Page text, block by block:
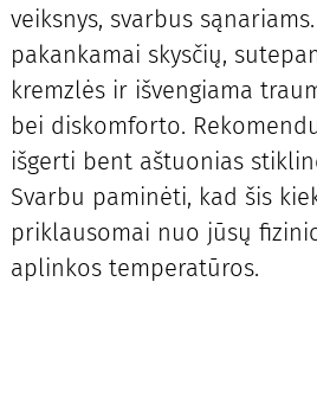
veiksnys, svarbus
pakankamai skysčių,
kremzlės ir išvengiama
bei diskomforto.
išgerti bent aštuonias
Svarbu paminėti, kad šis
priklausomai nuo jūsų
aplinkos temperatūros.